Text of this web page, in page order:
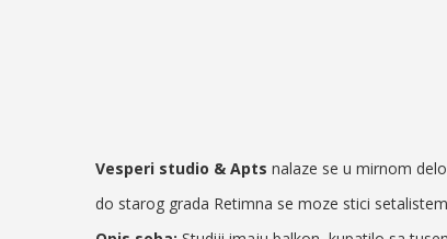
Vesperi studio & Apts nalaze se u mirnom
do starog grada Retimna se moze stici